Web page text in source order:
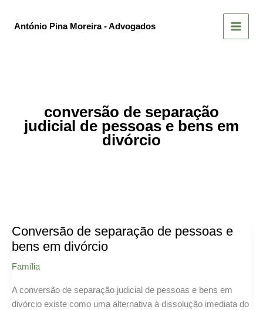
António Pina Moreira - Advogados
conversão de separação
judicial de pessoas e bens em
divórcio
Conversão de separação de pessoas e
bens em divórcio
Família
A conversão de separação judicial de pessoas e bens em
divórcio existe como uma alternativa à dissolução imediata do